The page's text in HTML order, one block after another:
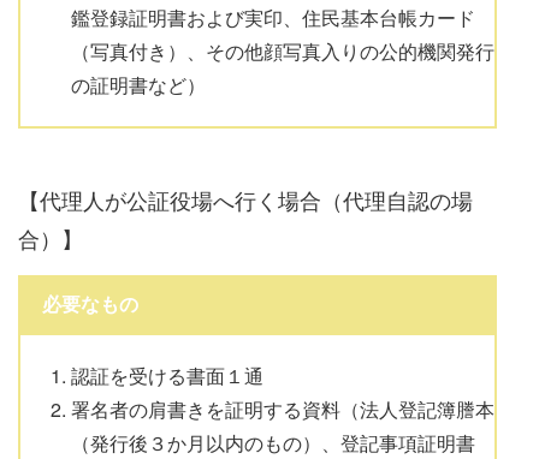
鑑登録証明書および実印、住民基本台帳カード
（写真付き）、その他顔写真入りの公的機関発行
の証明書など）
【代理人が公証役場へ行く場合（代理自認の場
合）】
必要なもの
認証を受ける書面１通
署名者の肩書きを証明する資料（法人登記簿謄本
（発行後３か月以内のもの）、登記事項証明書